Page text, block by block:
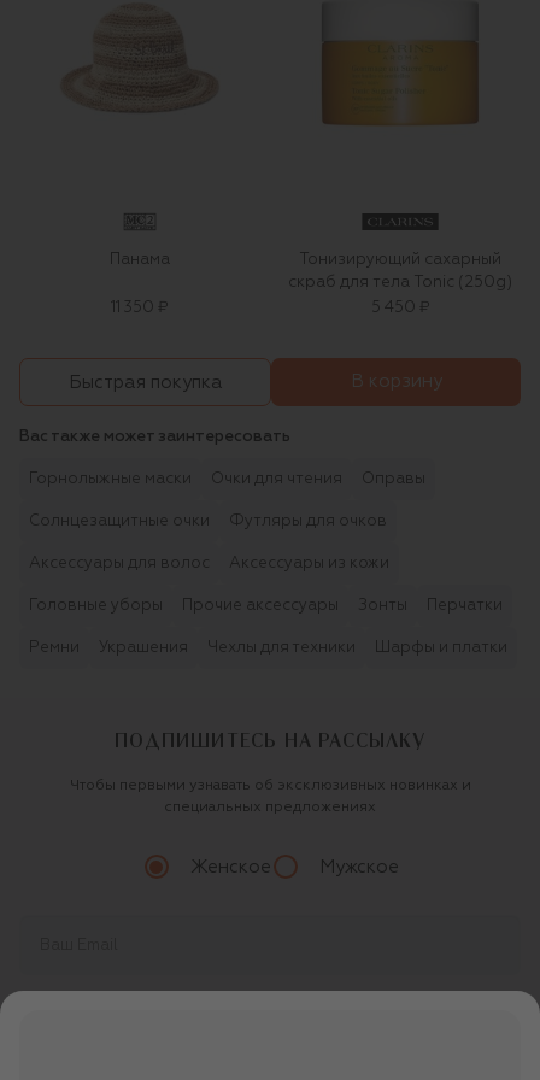
Панама
11 350 ₽
Тонизирующий сахарный
скраб для тела Tonic (250g)
5 450 ₽
Быстрая покупка В корзину
Вас также может заинтересовать
Горнолыжные маски Очки для чтения Оправы
Солнцезащитные очки Футляры для очков
Аксессуары для волос Аксессуары из кожи
Головные уборы Прочие аксессуары Зонты Перчатки
Ремни Украшения Чехлы для техники Шарфы и платки
ПОДПИШИТЕСЬ НА РАССЫЛКУ
Чтобы первыми узнавать об эксклюзивных новинках и
специальных предложениях
Женское Мужское